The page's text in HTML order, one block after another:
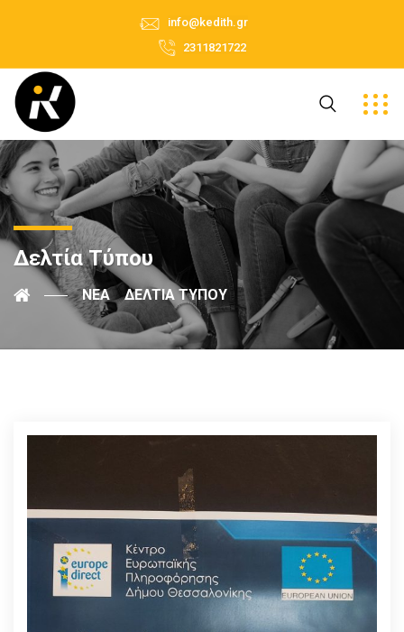
info@kedith.gr
2311821722
Δελτία Τύπου
ΝΈΑ ΔΕΛΤΊΑ ΤΎΠΟΥ